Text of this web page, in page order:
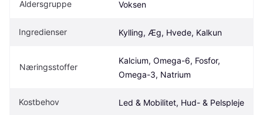
Aldersgruppe Voksen
Ingredienser Kylling, Æg, Hvede, Kalkun
Næringsstoffer
Kalcium, Omega-6, Fosfor,
Omega-3, Natrium
Kostbehov Led & Mobilitet, Hud- & Pelspleje